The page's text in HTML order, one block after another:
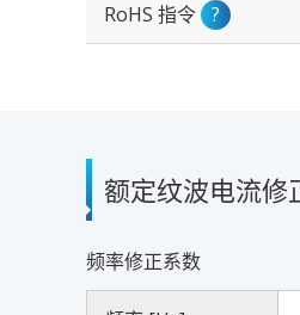
RoHS 指令 ?
额定纹波电流修
频率修正系数